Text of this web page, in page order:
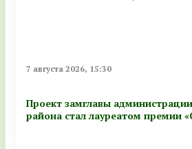
7 августа 2026, 15:30
Проект замглавы
района стал лауреатом премии